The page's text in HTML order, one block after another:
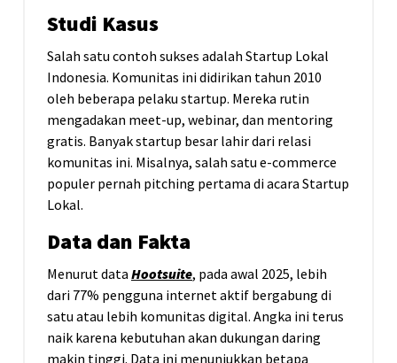
Studi Kasus
Salah satu contoh sukses adalah Startup Lokal
Indonesia. Komunitas ini didirikan tahun 2010
oleh beberapa pelaku startup. Mereka rutin
mengadakan meet-up, webinar, dan mentoring
gratis. Banyak startup besar lahir dari relasi
komunitas ini. Misalnya, salah satu e-commerce
populer pernah pitching pertama di acara Startup
Lokal.
Data dan Fakta
Menurut data Hootsuite, pada awal 2025, lebih
dari 77% pengguna internet aktif bergabung di
satu atau lebih komunitas digital. Angka ini terus
naik karena kebutuhan akan dukungan daring
makin tinggi. Data ini menunjukkan betapa